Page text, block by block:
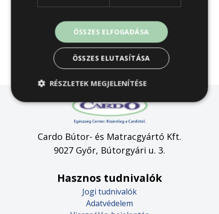
Cardo Bútor- és Matracgyártó Kft.
9027 Győr, Bútorgyári u. 3.
Hasznos tudnivalók
Jogi tudnivalók
Adatvédelem
ÖSSZES ELFOGADÁSA
ÖSSZES ELUTASÍTÁSA
RÉSZLETEK MEGJELENÍTÉSE